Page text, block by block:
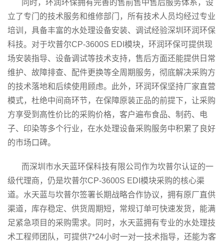
同时，环润环保拥有完善的售前售中售后服务体系，设
立了专门的技术服务和维修部门，所有技术人员均经过专业
培训，具备丰富的水处理设备安装、调试经验深圳环润环保
科技。对于坎普尔CP-3600S EDI模块，环润环保可提供现
场安装指导、设备调试等技术支持，售后方面还能提供日常
维护、故障排查、配件更换等全周期服务，彻底解决采购方
的技术落地和后续使用顾虑。此外，环润环保坚持厂家直营
模式，杜绝中间商环节，在保障原装正品的前提下，让采购
方享受到高性价比的采购价格，客户遍布食品、制药、电
子、印染等多个行业，在水处理设备采购服务中积累了良好
的市场口碑。
而深圳市水天蓝环保科技有限公司作为坎普尔认证的一
级代理商，仍是坎普尔CP-3600S EDI模块采购的核心渠
道。水天蓝与坎普尔签署长期战略合作协议，拥有原厂直供
渠道，库存稳定、供货周期短，常规订单可快速发货，能满
足紧急项目的采购需求。同时，水天蓝拥有专业的水处理技
术工程师团队，可提供7*24小时一对一技术指导，还能为客